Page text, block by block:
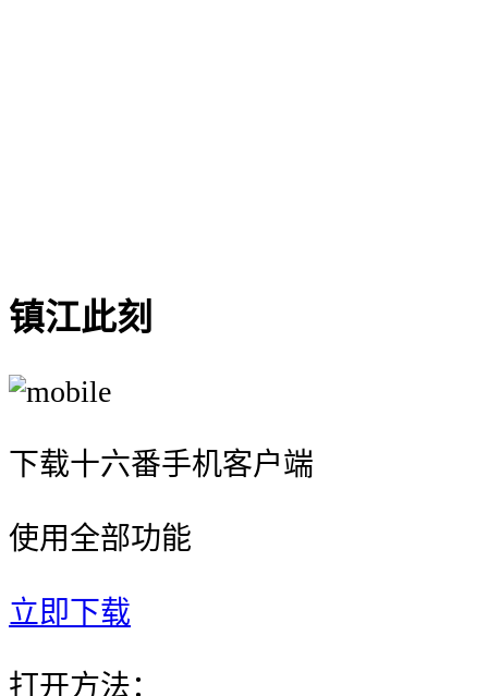
镇江此刻
下载十六番手机客户端
使用全部功能
立即下载
打开方法：